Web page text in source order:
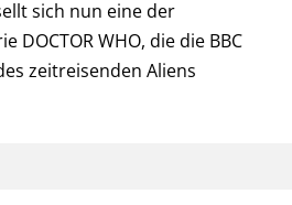
sich nun eine der
DOCTOR WHO, die die BBC
zeitreisenden Aliens